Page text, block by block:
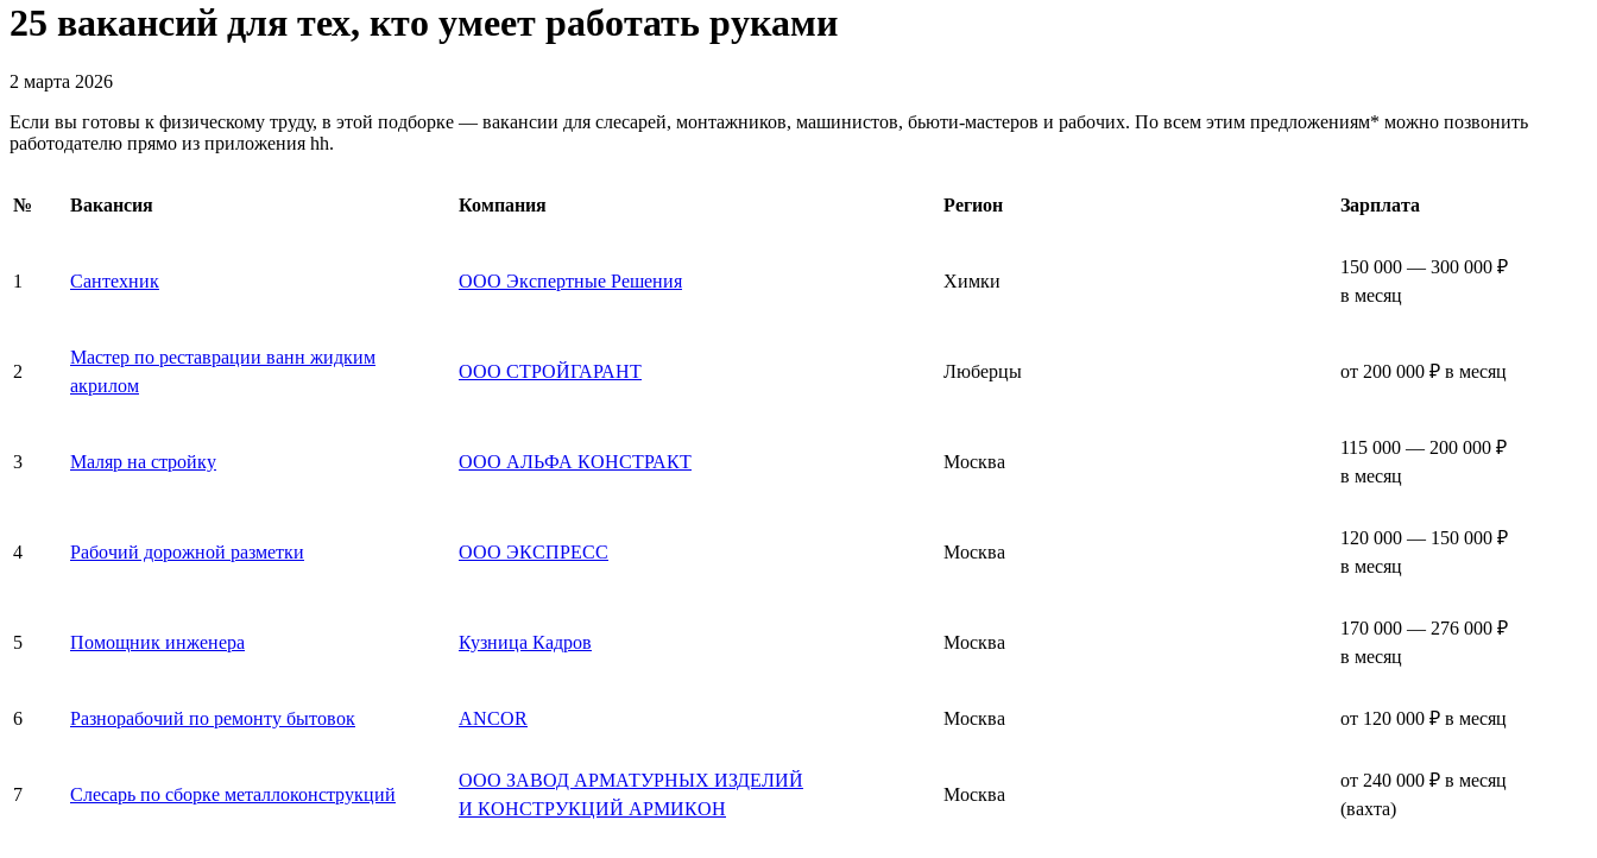
25 вакансий для тех, кто умеет работать руками
2 марта 2026
Если вы готовы к физическому труду, в этой подборке — вакансии для слесарей, монтажников, машинистов, бьюти-мастеров и рабочих. По всем этим предложениям* можно позвонить
работодателю прямо из приложения hh.
№ Вакансия Компания Регион Зарплата
1 Сантехник ООО Экспертные Решения Химки
150 000 — 300 000 ₽
в месяц
2
Мастер по реставрации ванн жидким
акрилом
ООО СТРОЙГАРАНТ Люберцы от 200 000 ₽ в месяц
3 Маляр на стройку ООО АЛЬФА КОНСТРАКТ Москва
115 000 — 200 000 ₽
в месяц
4 Рабочий дорожной разметки ООО ЭКСПРЕСС Москва
120 000 — 150 000 ₽
в месяц
5 Помощник инженера Кузница Кадров Москва
170 000 — 276 000 ₽
в месяц
6 Разнорабочий по ремонту бытовок ANCOR Москва от 120 000 ₽ в месяц
7 Слесарь по сборке металлоконструкций
ООО ЗАВОД АРМАТУРНЫХ ИЗДЕЛИЙ
И КОНСТРУКЦИЙ АРМИКОН
Москва
от 240 000 ₽ в месяц
(вахта)